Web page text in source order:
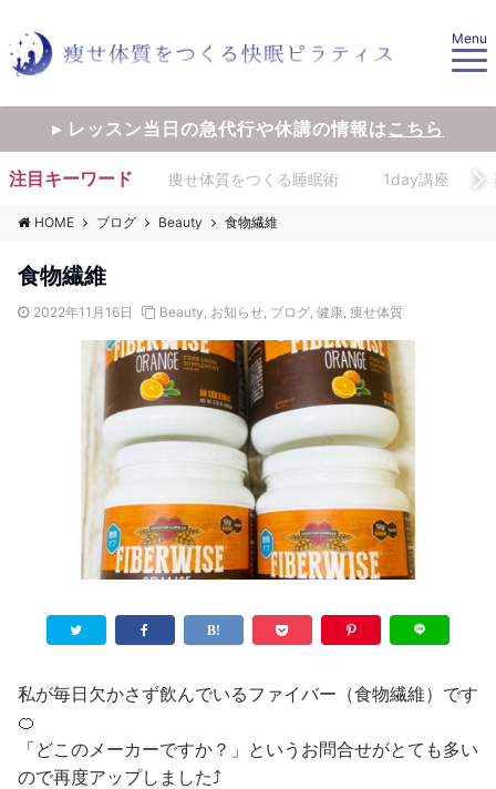
Menu
▸ レッスン当日の急代行や休講の情報はこちら
注目キーワード 痩せ体質をつくる睡眠術 1day講座
HOME ブログ Beauty 食物繊維
食物繊維
2022年11月16日 Beauty, お知らせ, ブログ, 健康, 痩せ体質
私が毎日欠かさず飲んでいるファイバー（食物繊維）です
🍊
「どこのメーカーですか？」というお問合せがとても多い
ので再度アップしました⤴️